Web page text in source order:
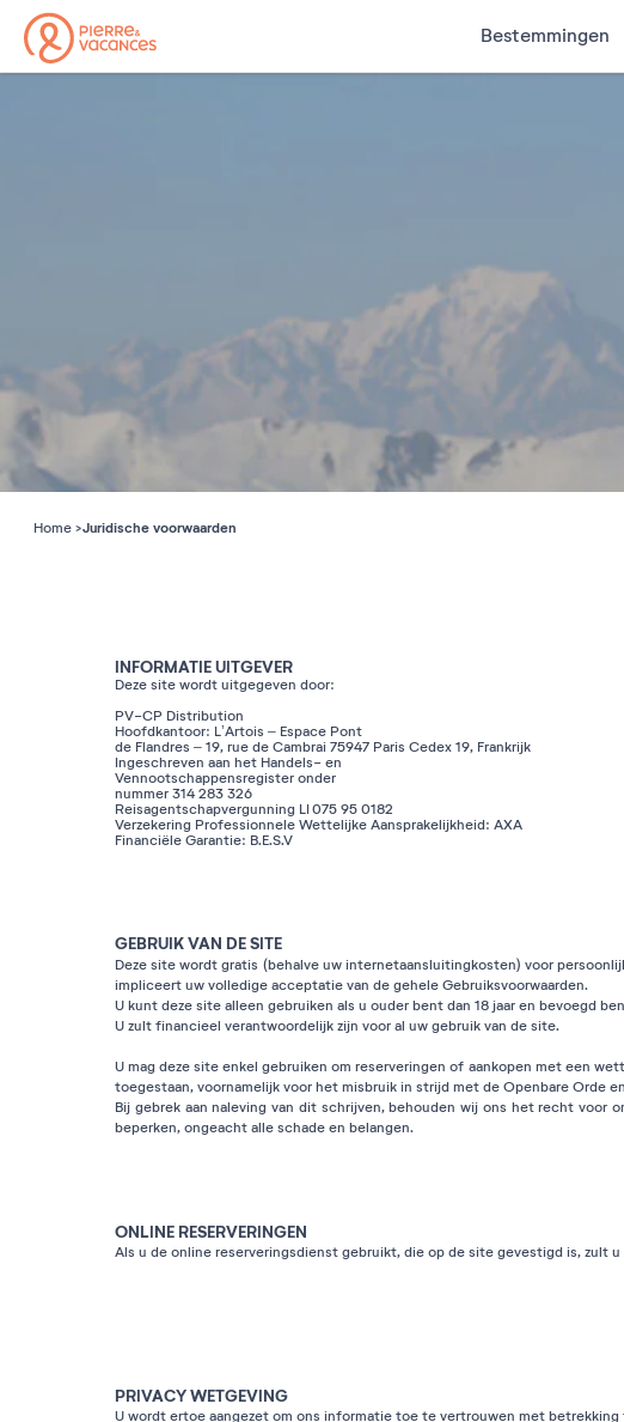
Bestemmingen
Home Juridische voorwaarden
INFORMATIE UITGEVER
Deze site wordt uitgegeven door:
PV-CP Distribution
Hoofdkantoor: L’Artois – Espace Pont
de Flandres – 19, rue de Cambrai 75947 Paris Cedex 19, Frankrijk
Ingeschreven aan het Handels- en
Vennootschappensregister onder
nummer 314 283 326
Reisagentschapvergunning LI 075 95 0182
Verzekering Professionnele Wettelijke Aansprakelijkheid: AXA
Financiële Garantie: B.E.S.V
GEBRUIK VAN DE SITE
Deze site wordt gratis (behalve uw internetaansluitingkosten) voor
impliceert uw volledige acceptatie van de gehele Gebruiksvoorwaarden.
U kunt deze site alleen gebruiken als u ouder bent dan 18 jaar en bevoegd
U zult financieel verantwoordelijk zijn voor al uw gebruik van de site.
U mag deze site enkel gebruiken om reserveringen of aankopen met een
toegestaan, voornamelijk voor het misbruik in strijd met de Openbare Orde
Bij gebrek aan naleving van dit schrijven, behouden wij ons het recht
beperken, ongeacht alle schade en belangen.
ONLINE RESERVERINGEN
Als u de online reserveringsdienst gebruikt, die op de site gevestigd is, zult
PRIVACY WETGEVING
U wordt ertoe aangezet om ons informatie toe te vertrouwen met